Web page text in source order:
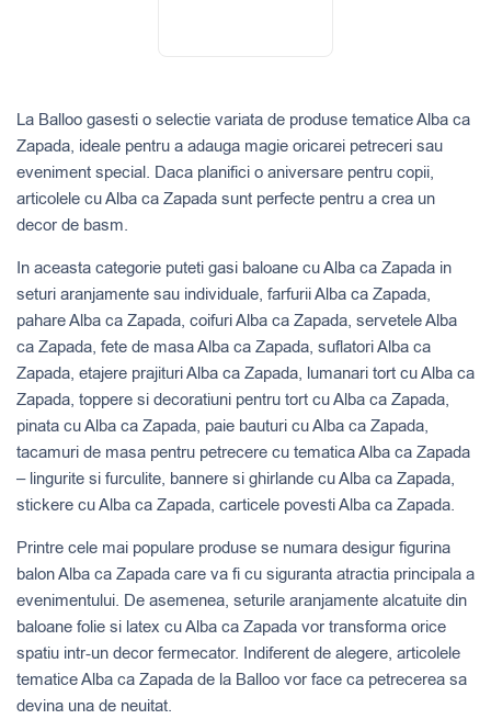
La Balloo gasesti o selectie variata de produse tematice Alba ca
Zapada, ideale pentru a adauga magie oricarei petreceri sau
eveniment special. Daca planifici o aniversare pentru copii,
articolele cu Alba ca Zapada sunt perfecte pentru a crea un
decor de basm.
In aceasta categorie puteti gasi baloane cu Alba ca Zapada in
seturi aranjamente sau individuale, farfurii Alba ca Zapada,
pahare Alba ca Zapada, coifuri Alba ca Zapada, servetele Alba
ca Zapada, fete de masa Alba ca Zapada, suflatori Alba ca
Zapada, etajere prajituri Alba ca Zapada, lumanari tort cu Alba ca
Zapada, toppere si decoratiuni pentru tort cu Alba ca Zapada,
pinata cu Alba ca Zapada, paie bauturi cu Alba ca Zapada,
tacamuri de masa pentru petrecere cu tematica Alba ca Zapada
– lingurite si furculite, bannere si ghirlande cu Alba ca Zapada,
stickere cu Alba ca Zapada, carticele povesti Alba ca Zapada.
Printre cele mai populare produse se numara desigur figurina
balon Alba ca Zapada care va fi cu siguranta atractia principala a
evenimentului. De asemenea, seturile aranjamente alcatuite din
baloane folie si latex cu Alba ca Zapada vor transforma orice
spatiu intr-un decor fermecator. Indiferent de alegere, articolele
tematice Alba ca Zapada de la Balloo vor face ca petrecerea sa
devina una de neuitat.